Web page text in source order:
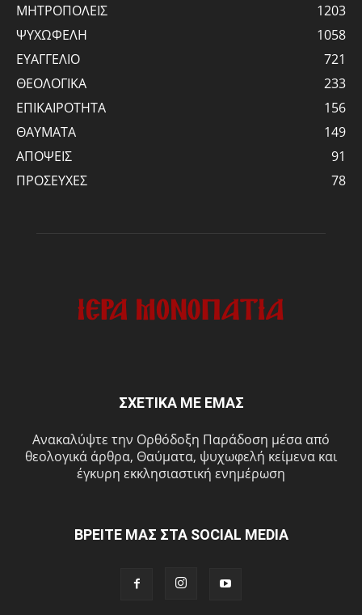
ΜΗΤΡΟΠΟΛΕΙΣ
1203
ΨΥΧΩΦΕΛΗ
1058
ΕΥΑΓΓΕΛΙΟ
721
ΘΕΟΛΟΓΙΚΑ
233
ΕΠΙΚΑΙΡΟΤΗΤΑ
156
ΘΑΥΜΑΤΑ
149
ΑΠΟΨΕΙΣ
91
ΠΡΟΣΕΥΧΕΣ
78
ΣΧΕΤΙΚΑ ΜΕ ΕΜΑΣ
Ανακαλύψτε την Ορθόδοξη Παράδοση μέσα από
θεολογικά άρθρα, Θαύματα, ψυχωφελή κείμενα και
έγκυρη εκκλησιαστική ενημέρωση
ΒΡΕΙΤΕ ΜΑΣ ΣΤΑ SOCIAL MEDIA